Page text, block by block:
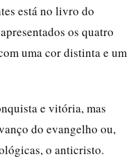
está no livro do
os quatro
uma cor distinta e um
e vitória, mas
do evangelho ou,
o anticristo.